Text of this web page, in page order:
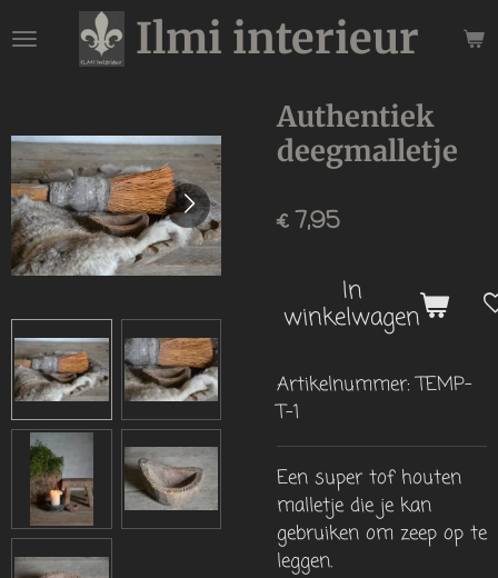
direct
hoofdinhoud
Ilmi interieur
Authentiek
deegmalletje
€ 7,95
In
winkelwagen
Artikelnummer: TEMP-
T-1
Een super tof houten
malletje die je kan
gebruiken om zeep op te
leggen.